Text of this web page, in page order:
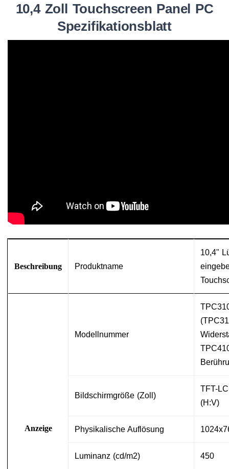
10,4 Zoll Touchscreen Panel PC
Spezifikationsblatt
Beschreibung Produktname
10,4"
Anzeige
Modellnummer
Bildschirmgröße (Zoll)
TFT-
(H:V)
Physikalische Auflösung
Luminanz (cd/m2) 450